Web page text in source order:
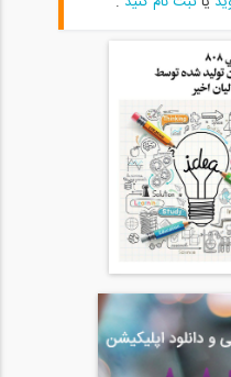
شونده چگونه باعث تخریب...
(ترجمه و زیرنویس اختصاصی...
در طره ها (ترجمه و...